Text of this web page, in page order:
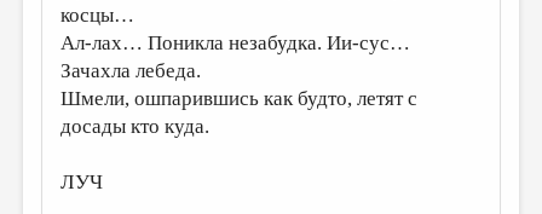
РЕДКОЛЛЕГИЯ
ОТ РЕДАКЦИИ
ЭССЕИСТИКА
косцы…
Ал-лах… Поникла незабудка. Ии-сус…
Зачахла лебеда.
Шмели, ошпарившись как будто, летят с
досады кто куда.
ЛУЧ